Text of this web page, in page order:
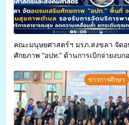
คณะมนุษยศาสตร์ฯ มรภ.สงขลา จัดอ
ศักยภาพ “อปท.” ด้านการเบิกจ่ายงบ
ทุพพลภาพเพื่อเข้ารับบริการสาธาร
เหลื่อมล้ำ ยกระดับคุณภาพชีวิตประช
ยั่งยืน
ข่าวการศึกษา